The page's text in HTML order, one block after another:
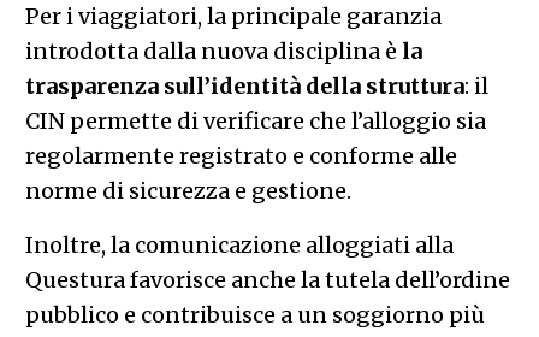
Per i viaggiatori, la principale garanzia
introdotta dalla nuova disciplina è la
trasparenza sull’identità della struttura: il
CIN permette di verificare che l’alloggio sia
regolarmente registrato e conforme alle
norme di sicurezza e gestione.
Inoltre, la comunicazione alloggiati alla
Questura favorisce anche la tutela dell’ordine
pubblico e contribuisce a un soggiorno più